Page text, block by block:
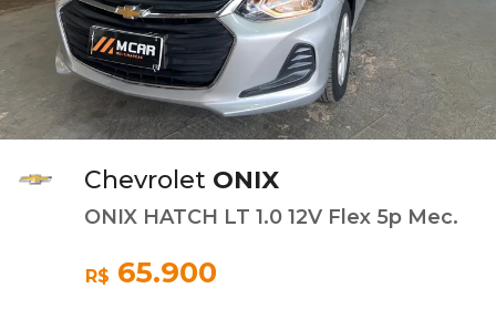
Chevrolet ONIX
ONIX HATCH LT 1.0 12V Flex 5p Mec.
R$ 65.900